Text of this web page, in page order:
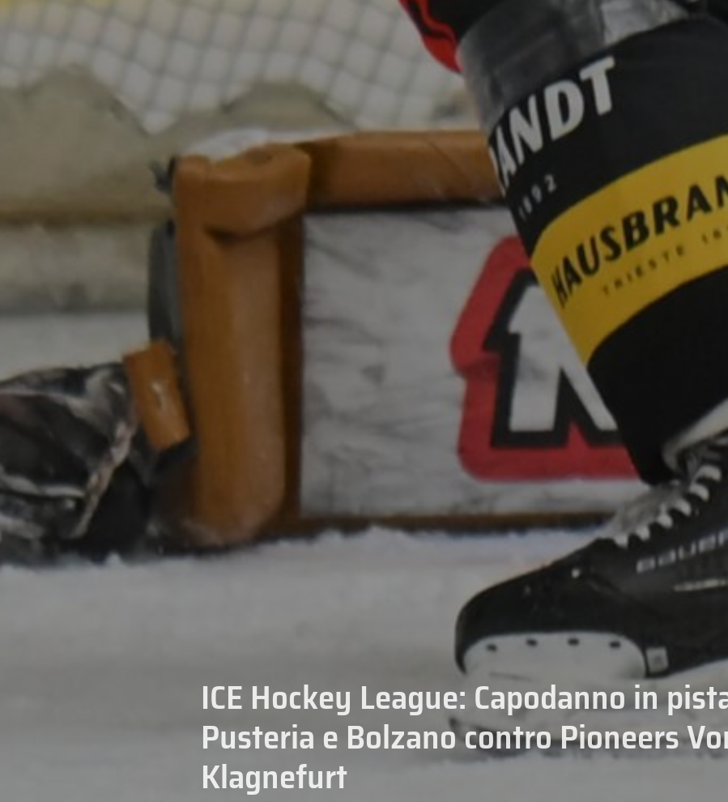
ICE Hockey League: Capodanno in
Pusteria e Bolzano contro Pioneers
Klagnefurt